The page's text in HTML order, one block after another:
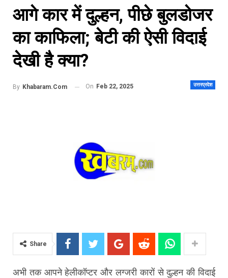
आगे कार में दुल्हन, पीछे बुलडोजर
का काफिला; बेटी की ऐसी विदाई
देखी है क्या?
उत्तरप्रदेश
By Khabaram.Com On Feb 22, 2025
Share
अभी तक आपने हेलीकॉप्टर और लग्जरी कारों से दुल्हन की विदाई